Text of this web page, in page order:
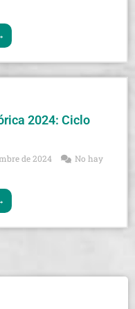
2024: Ciclo
de 2024
No hay